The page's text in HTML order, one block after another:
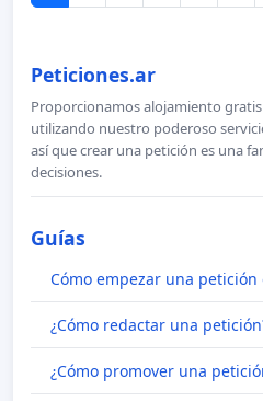
Peticiones.ar
Proporcionamos alojamiento
utilizando nuestro poderoso
así que crear una petición es una
decisiones.
Guías
Cómo empezar una petición
¿Cómo redactar una
¿Cómo promover una